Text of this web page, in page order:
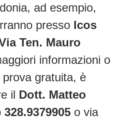
ad esempio,
presso Icos
Ten. Mauro
informazioni o
gratuita, è
il Dott. Matteo
328.9379905 o via